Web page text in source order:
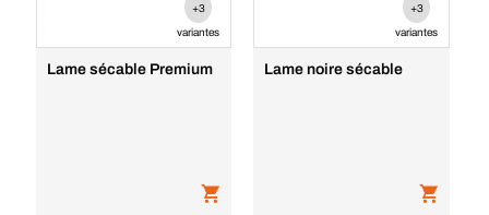
+3
variantes
Lame sécable Premium
+3
variantes
Lame noire sécable